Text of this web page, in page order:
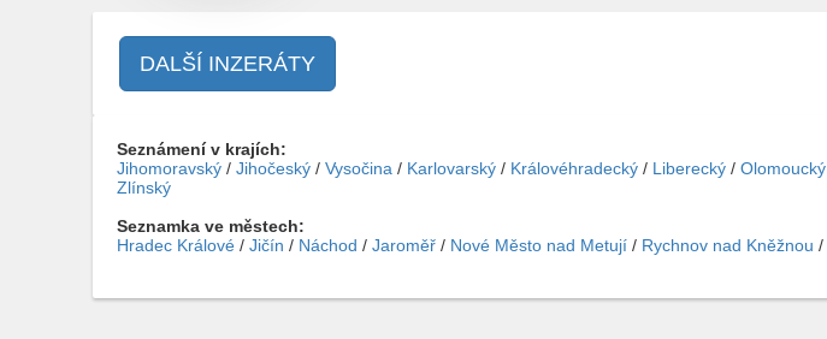
DALŠÍ INZERÁTY
Seznámení v krajích:
Jihomoravský / Jihočeský / Vysočina / Karlovarský / Královéhradecký / Liberecký / Olomoucký
Zlínský
Seznamka ve městech:
Hradec Králové / Jičín / Náchod / Jaroměř / Nové Město nad Metují / Rychnov nad Kněžnou /